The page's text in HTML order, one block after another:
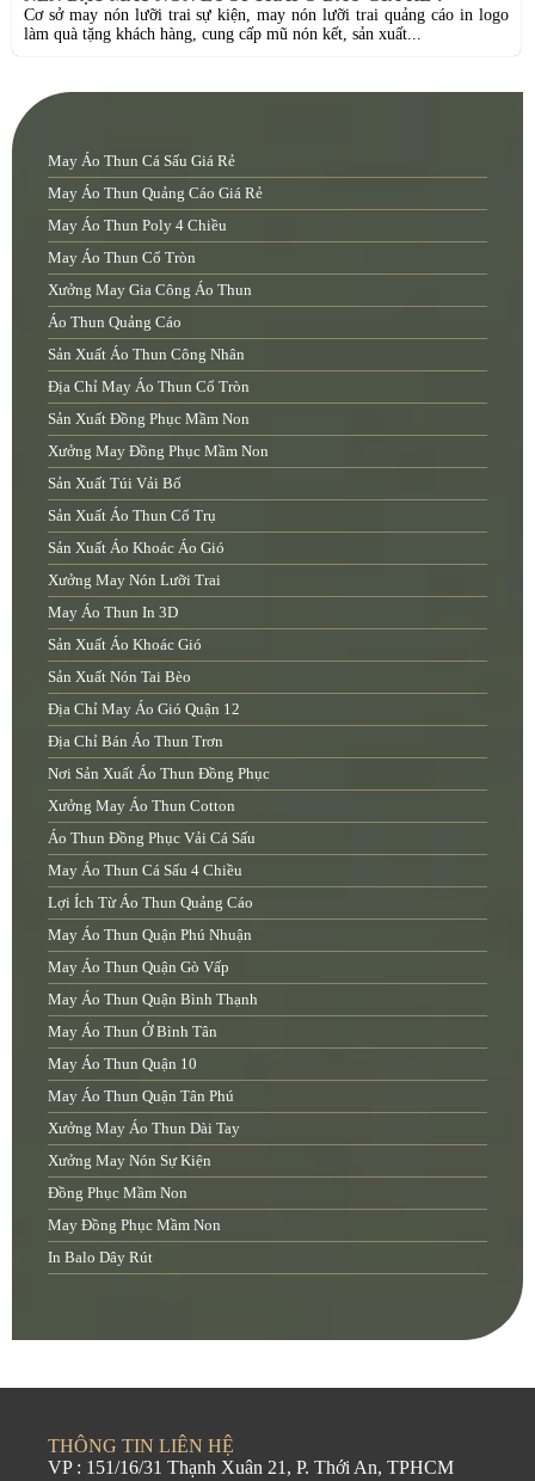
Cơ sở may nón lưỡi trai sự kiện, may nón lưỡi trai quảng cáo in logo
làm quà tặng khách hàng, cung cấp mũ nón kết, sản xuất...
May Áo Thun Cá Sấu Giá Rẻ
May Áo Thun Quảng Cáo Giá Rẻ
May Áo Thun Poly 4 Chiều
May Áo Thun Cổ Tròn
Xưởng May Gia Công Áo Thun
Áo Thun Quảng Cáo
Sản Xuất Áo Thun Công Nhân
Địa Chỉ May Áo Thun Cổ Tròn
Sản Xuất Đồng Phục Mầm Non
Xưởng May Đồng Phục Mầm Non
Sản Xuất Túi Vải Bố
Sản Xuất Áo Thun Cổ Trụ
Sản Xuất Áo Khoác Áo Gió
Xưởng May Nón Lưỡi Trai
May Áo Thun In 3D
Sản Xuất Áo Khoác Gió
Sản Xuất Nón Tai Bèo
Địa Chỉ May Áo Gió Quận 12
Địa Chỉ Bán Áo Thun Trơn
Nơi Sản Xuất Áo Thun Đồng Phục
Xưởng May Áo Thun Cotton
Áo Thun Đồng Phục Vải Cá Sấu
May Áo Thun Cá Sấu 4 Chiều
Lợi Ích Từ Áo Thun Quảng Cáo
May Áo Thun Quận Phú Nhuận
May Áo Thun Quận Gò Vấp
May Áo Thun Quận Bình Thạnh
May Áo Thun Ở Bình Tân
May Áo Thun Quận 10
May Áo Thun Quận Tân Phú
Xưởng May Áo Thun Dài Tay
Xưởng May Nón Sự Kiện
Đồng Phục Mầm Non
May Đồng Phục Mầm Non
In Balo Dây Rút
THÔNG TIN LIÊN HỆ
VP : 151/16/31 Thạnh Xuân 21, P. Thới An, TPHCM